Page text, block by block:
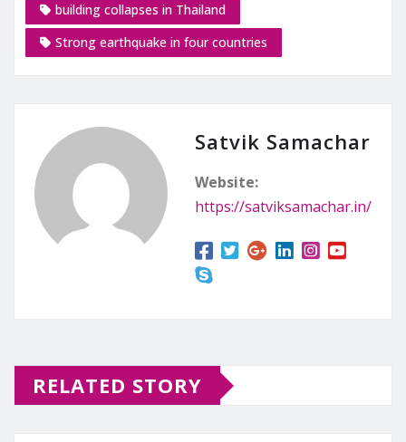
building collapses in Thailand
Strong earthquake in four countries
Satvik Samachar
Website:
https://satviksamachar.in/
RELATED STORY